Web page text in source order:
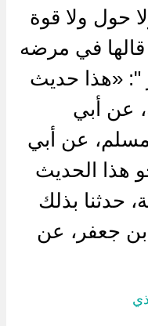
حول ولا قوة
قالها في مرضه
": «هذا حديث
عن أبي
عن أبي
هذا الحديث
حدثنا بذلك
بن جعفر، عن